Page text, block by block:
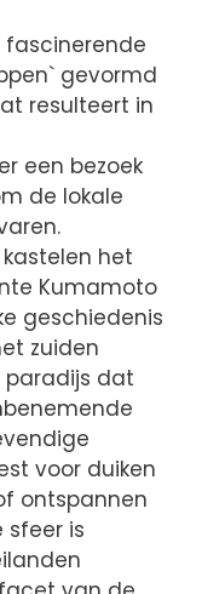
fascinerende
gevormd
resulteert in
een bezoek
de lokale
het
Kumamoto
geschiedenis
zuiden
paradijs dat
voor duiken
ontspannen
sfeer is